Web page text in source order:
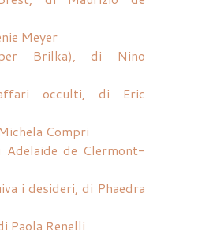
Meyer
Brilka), di Nino
occulti, di Eric
Compri
de Clermont-
i desideri, di Phaedra
Paola Renelli